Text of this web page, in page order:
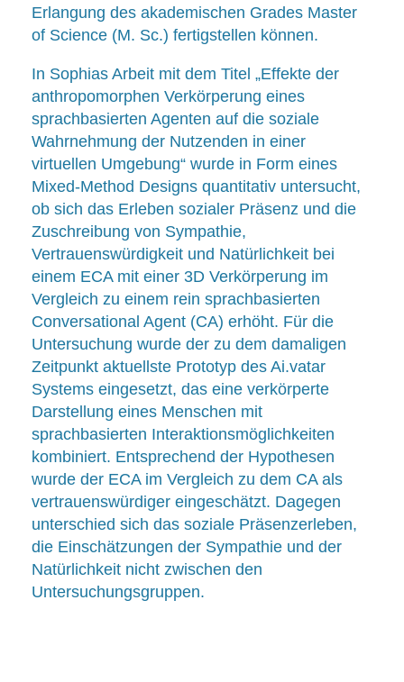
Erlangung des akademischen Grades Master
of Science (M. Sc.) fertigstellen können.
In Sophias Arbeit mit dem Titel „Effekte der
anthropomorphen Verkörperung eines
sprachbasierten Agenten auf die soziale
Wahrnehmung der Nutzenden in einer
virtuellen Umgebung“ wurde in Form eines
Mixed-Method Designs quantitativ untersucht,
ob sich das Erleben sozialer Präsenz und die
Zuschreibung von Sympathie,
Vertrauenswürdigkeit und Natürlichkeit bei
einem ECA mit einer 3D Verkörperung im
Vergleich zu einem rein sprachbasierten
Conversational Agent (CA) erhöht. Für die
Untersuchung wurde der zu dem damaligen
Zeitpunkt aktuellste Prototyp des Ai.vatar
Systems eingesetzt, das eine verkörperte
Darstellung eines Menschen mit
sprachbasierten Interaktionsmöglichkeiten
kombiniert. Entsprechend der Hypothesen
wurde der ECA im Vergleich zu dem CA als
vertrauenswürdiger eingeschätzt. Dagegen
unterschied sich das soziale Präsenzerleben,
die Einschätzungen der Sympathie und der
Natürlichkeit nicht zwischen den
Untersuchungsgruppen.